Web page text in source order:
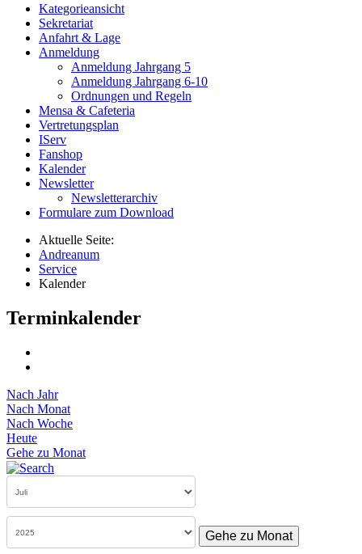
Kategorieansicht
Sekretariat
Anfahrt & Lage
Anmeldung
Anmeldung Jahrgang 5
Anmeldung Jahrgang 6-10
Ordnungen und Regeln
Mensa & Cafeteria
Vertretungsplan
IServ
Fanshop
Kalender
Newsletter
Newsletterarchiv
Formulare zum Download
Aktuelle Seite:
Andreanum
Service
Kalender
Terminkalender
Nach Jahr
Nach Monat
Nach Woche
Heute
Gehe zu Monat
Gehe zu Monat